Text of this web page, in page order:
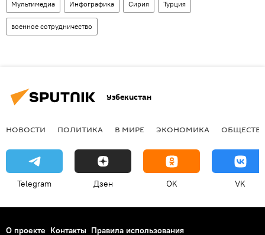
Мультимедиа Инфографика Сирия Турция
военное сотрудничество
Узбекистан
НОВОСТИ ПОЛИТИКА В МИРЕ ЭКОНОМИКА
Telegram Дзен OK VK
О проекте Контакты Правила использования